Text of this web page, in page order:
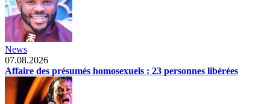
News
07.08.2026
Affaire des présumés homosexuels : 23 personnes libérées